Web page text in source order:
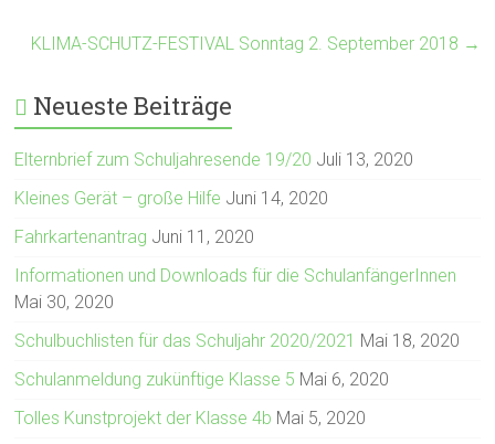
KLIMA-SCHUTZ-FESTIVAL Sonntag 2. September 2018 →
Neueste Beiträge
Elternbrief zum Schuljahresende 19/20 Juli 13, 2020
Kleines Gerät – große Hilfe Juni 14, 2020
Fahrkartenantrag Juni 11, 2020
Informationen und Downloads für die SchulanfängerInnen
Mai 30, 2020
Schulbuchlisten für das Schuljahr 2020/2021 Mai 18, 2020
Schulanmeldung zukünftige Klasse 5 Mai 6, 2020
Tolles Kunstprojekt der Klasse 4b Mai 5, 2020